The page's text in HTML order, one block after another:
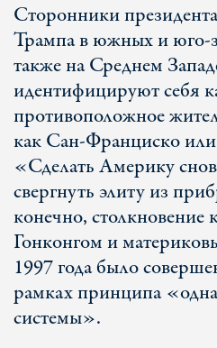
Сторонники
Трампа в южных и юго-
также на Среднем
идентифицируют себя
противоположное
как Сан-Франциско
«Сделать Америку
свергнуть элиту из
конечно, столкновение
Гонконгом и
1997 года было
рамках принципа
системы».